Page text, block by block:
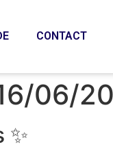
CONTACT
06/